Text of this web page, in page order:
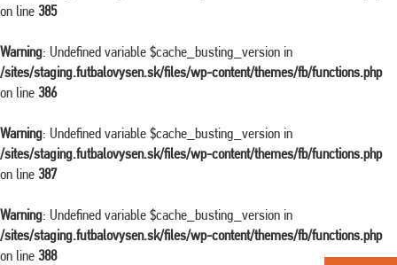
on line 385
Warning: Undefined variable $cache_busting_version in
/sites/staging.futbalovysen.sk/files/wp-content/themes/fb/functions.php
on line 386
Warning: Undefined variable $cache_busting_version in
/sites/staging.futbalovysen.sk/files/wp-content/themes/fb/functions.php
on line 387
Warning: Undefined variable $cache_busting_version in
/sites/staging.futbalovysen.sk/files/wp-content/themes/fb/functions.php
on line 388